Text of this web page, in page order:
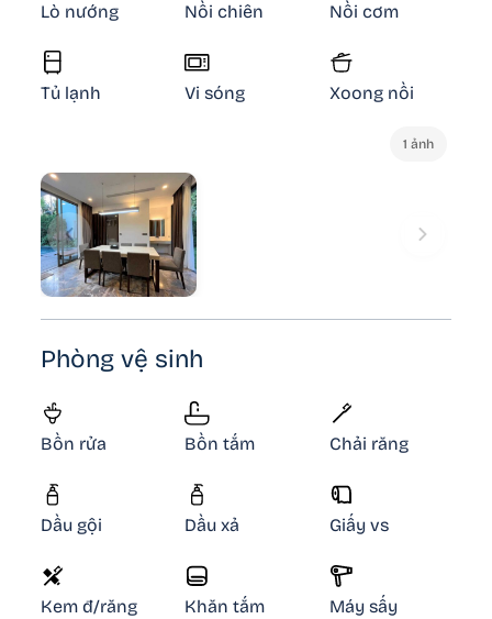
Lò nướng Nồi chiên Nồi cơm
Tủ lạnh Vi sóng Xoong nồi
1 ảnh
Phòng vệ sinh
Bồn rửa Bồn tắm Chải răng
Dầu gội Dầu xả Giấy vs
Kem đ/răng Khăn tắm Máy sấy